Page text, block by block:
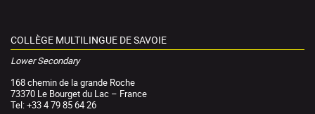
COLLÈGE MULTILINGUE DE SAVOIE
Lower Secondary
168 chemin de la grande Roche
73370 Le Bourget du Lac – France
Tel: +33 4 79 85 64 26